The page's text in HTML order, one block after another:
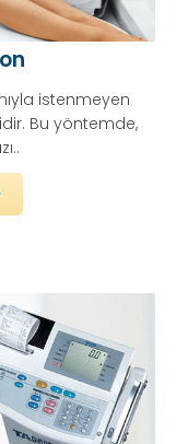
istenmeyen
Bu yöntemde,